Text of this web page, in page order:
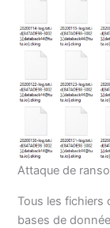
Attaque de
Tous les fichiers
bases de